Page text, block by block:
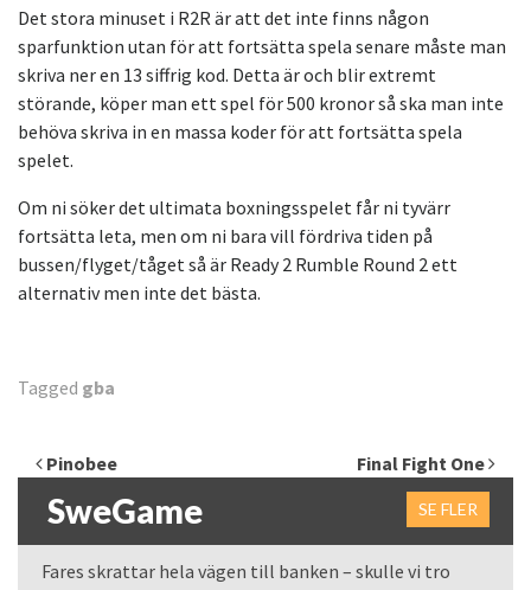
Det stora minuset i R2R är att det inte finns någon
sparfunktion utan för att fortsätta spela senare måste man
skriva ner en 13 siffrig kod. Detta är och blir extremt
störande, köper man ett spel för 500 kronor så ska man inte
behöva skriva in en massa koder för att fortsätta spela
spelet.
Om ni söker det ultimata boxningsspelet får ni tyvärr
fortsätta leta, men om ni bara vill fördriva tiden på
bussen/flyget/tåget så är Ready 2 Rumble Round 2 ett
alternativ men inte det bästa.
Tagged gba
Inläggsnavigering
Pinobee Final Fight One
SweGame SE FLER
Fares skrattar hela vägen till banken – skulle vi tro